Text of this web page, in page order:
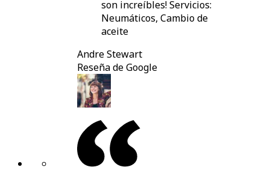
son increíbles! Servicios:
Neumáticos, Cambio de
aceite
Andre Stewart
Reseña de Google